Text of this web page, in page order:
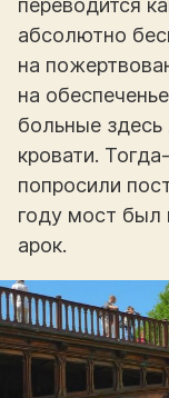
переводится
абсолютно
на
на
больные
кровати.
попросили
году мост был
арок.